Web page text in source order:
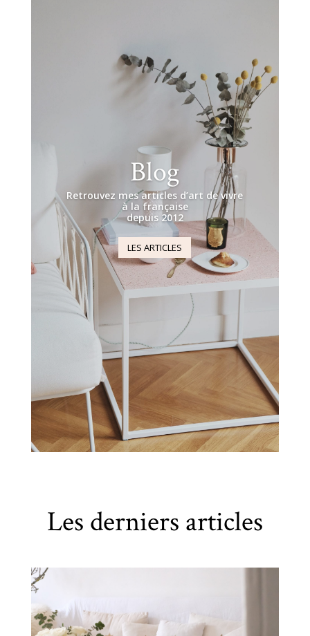
Blog
Retrouvez mes articles d’art de vivre
à la française
depuis 2012
LES ARTICLES
Les derniers articles